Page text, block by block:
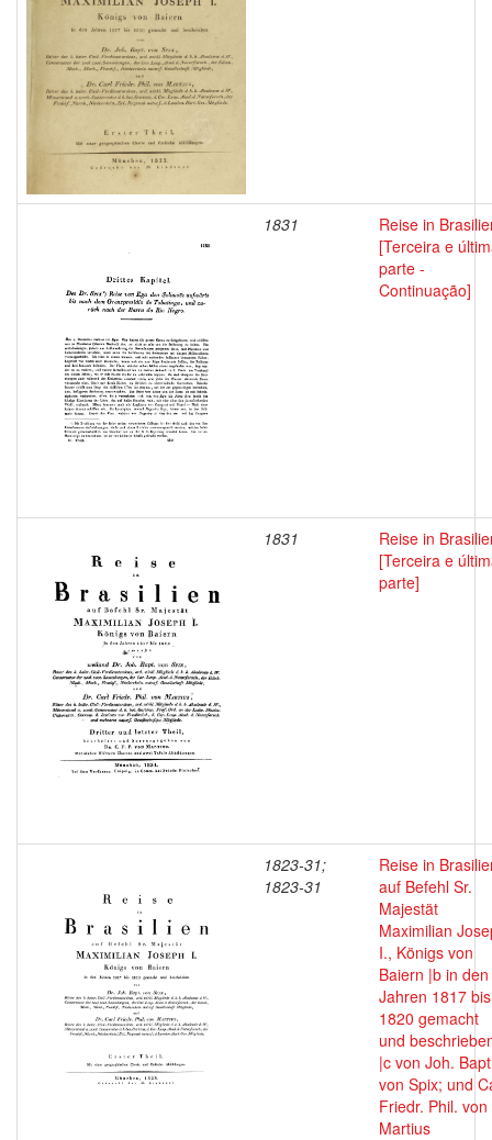
1831
Reise in
[Terceira e
parte -
Continuação]
1831
Reise in
[Terceira e
parte]
1823-31;
1823-31
Reise in
auf Befehl Sr.
Majestät
Maximilian
I., Königs von
Baiern |b in den
Jahren 1817 bis
1820 gemacht
und
|c von Joh.
von Spix; und
Friedr. Phil. von
Martius